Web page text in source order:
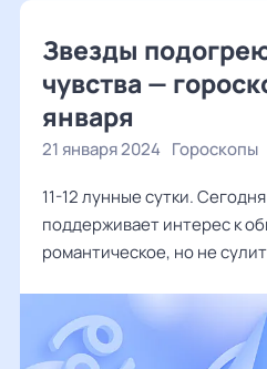
Звезды
чувства —
января
21 января 2024 Гороскопы
11-12 лунные сутки.
поддерживает интерес к
романтическое, но не